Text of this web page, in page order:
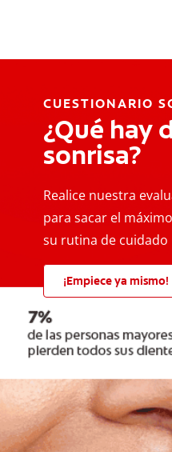
CUESTIONARIO
¿Qué hay
sonrisa?
Realice nuestra
para sacar el
su rutina de cuidado
¡Empiece ya mismo!